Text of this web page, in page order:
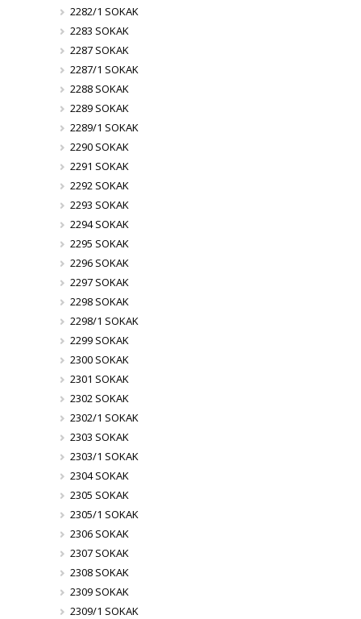
2282/1 SOKAK
2283 SOKAK
2287 SOKAK
2287/1 SOKAK
2288 SOKAK
2289 SOKAK
2289/1 SOKAK
2290 SOKAK
2291 SOKAK
2292 SOKAK
2293 SOKAK
2294 SOKAK
2295 SOKAK
2296 SOKAK
2297 SOKAK
2298 SOKAK
2298/1 SOKAK
2299 SOKAK
2300 SOKAK
2301 SOKAK
2302 SOKAK
2302/1 SOKAK
2303 SOKAK
2303/1 SOKAK
2304 SOKAK
2305 SOKAK
2305/1 SOKAK
2306 SOKAK
2307 SOKAK
2308 SOKAK
2309 SOKAK
2309/1 SOKAK